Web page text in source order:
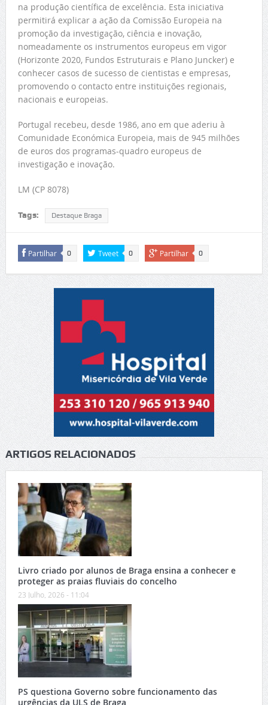
na produção científica de excelência. Esta iniciativa
permitirá explicar a ação da Comissão Europeia na
promoção da investigação, ciência e inovação,
nomeadamente os instrumentos europeus em vigor
(Horizonte 2020, Fundos Estruturais e Plano Juncker) e
conhecer casos de sucesso de cientistas e empresas,
promovendo o contacto entre instituições regionais,
nacionais e europeias.
Portugal recebeu, desde 1986, ano em que aderiu à
Comunidade Económica Europeia, mais de 945 milhões
de euros dos programas-quadro europeus de
investigação e inovação.
LM (CP 8078)
Tags: Destaque Braga
Partilhar 0 Tweet 0 Partilhar 0
ARTIGOS RELACIONADOS
Livro criado por alunos de Braga ensina a conhecer e
proteger as praias fluviais do concelho
23 Julho, 2026 - 11:04
PS questiona Governo sobre funcionamento das
urgências da ULS de Braga